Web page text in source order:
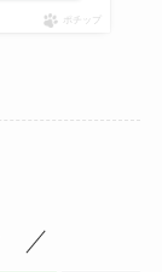
ポチップ